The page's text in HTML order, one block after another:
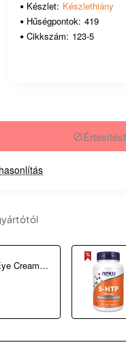
Készlet: Készlethiány
Hűségpontok: 419
Cikkszám: 123-5
2 in 1 Correcting Eye Cream (30 ml)